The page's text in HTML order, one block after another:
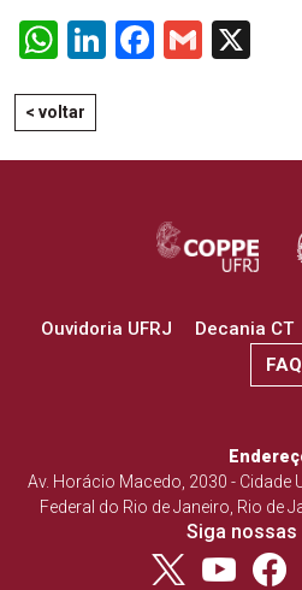
WhatsApp
LinkedIn
Facebook
Gmail
< voltar
Ouvidoria UFRJ Decania CT
FAQ
Av. Horácio Macedo, 2030 - Cidade
Federal do Rio de Janeiro, Rio de
Siga nossas